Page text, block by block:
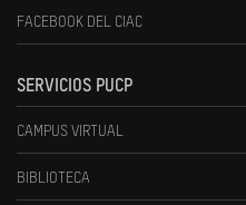
FACEBOOK DEL CIAC
SERVICIOS PUCP
CAMPUS VIRTUAL
BIBLIOTECA